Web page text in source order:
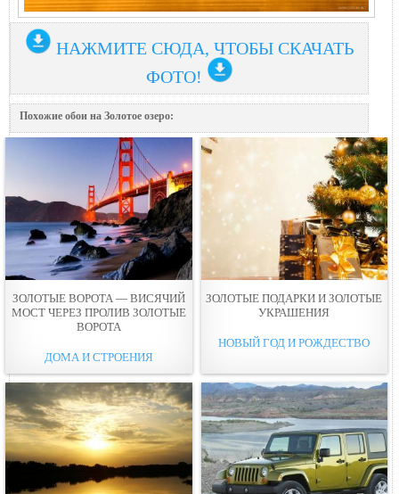
НАЖМИТЕ СЮДА, ЧТОБЫ СКАЧАТЬ
ФОТО!
Похожие обои на Золотое озеро:
ЗОЛОТЫЕ ВОРОТА — ВИСЯЧИЙ
МОСТ ЧЕРЕЗ ПРОЛИВ ЗОЛОТЫЕ
ВОРОТА
ДОМА И СТРОЕНИЯ
ЗОЛОТЫЕ ПОДАРКИ И ЗОЛОТЫЕ
УКРАШЕНИЯ
НОВЫЙ ГОД И РОЖДЕСТВО